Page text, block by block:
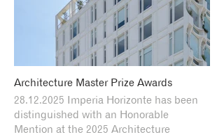
Architecture Master Prize Awards
28.12.2025 Imperia Horizonte has been
distinguished with an Honorable
Mention at the 2025 Architecture